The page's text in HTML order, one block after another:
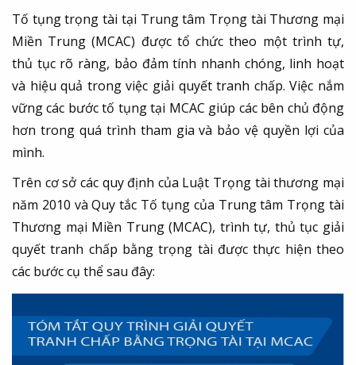
Tố tụng trọng tài tại Trung tâm Trọng tài Thương mại
Miền Trung (MCAC) được tổ chức theo một trình tự,
thủ tục rõ ràng, bảo đảm tính nhanh chóng, linh hoạt
và hiệu quả trong việc giải quyết tranh chấp. Việc nắm
vững các bước tố tụng tại MCAC giúp các bên chủ động
hơn trong quá trình tham gia và bảo vệ quyền lợi của
mình.
Trên cơ sở các quy định của Luật Trọng tài thương mại
năm 2010 và Quy tắc Tố tụng của Trung tâm Trọng tài
Thương mại Miền Trung (MCAC), trình tự, thủ tục giải
quyết tranh chấp bằng trọng tài được thực hiện theo
các bước cụ thể sau đây: